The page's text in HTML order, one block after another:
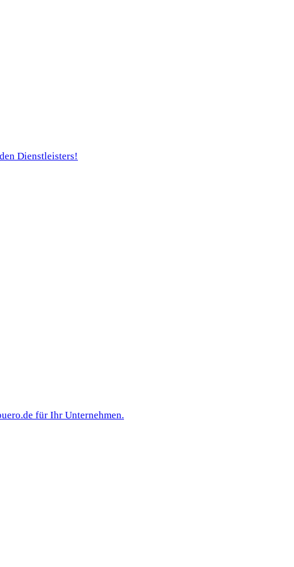
Dienstleisters!
für Ihr Unternehmen.